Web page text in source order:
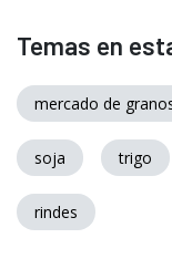
Temas en
mercado de
soja trigo
rindes